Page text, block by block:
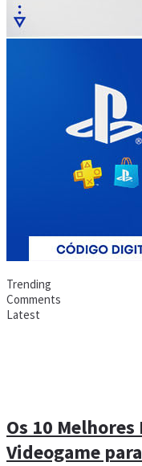
Trending
Comments
Latest
Os 10
Videogame